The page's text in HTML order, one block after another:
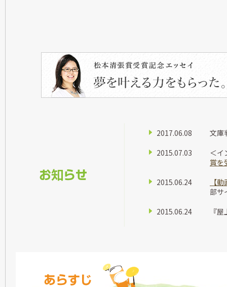
2017.06.08
文庫
2015.07.03
＜イ
賞を
2015.06.24
【
部サ
2015.06.24
『